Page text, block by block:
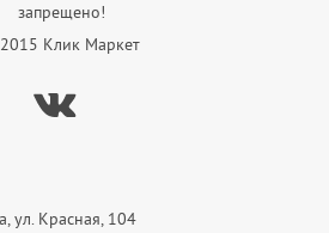
запрещено!
Клик Маркет
Вконтакте
ул. Красная, 104